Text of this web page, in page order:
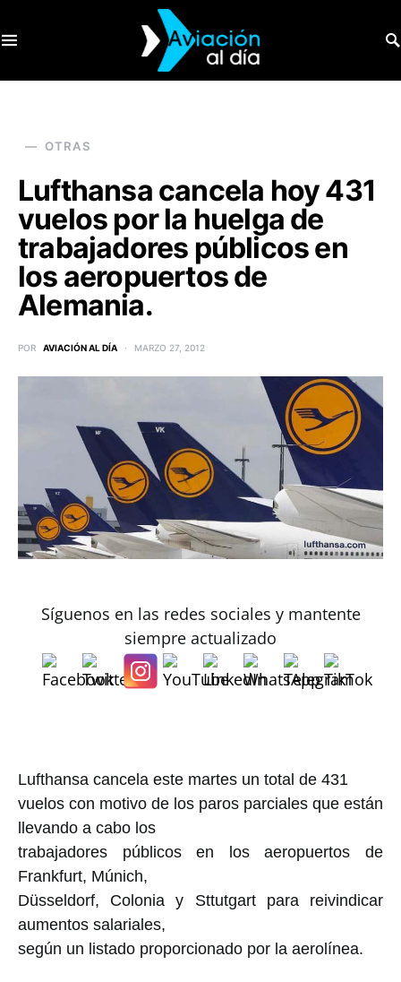
OTRAS
Lufthansa cancela hoy 431
vuelos por la huelga de
trabajadores públicos en
los aeropuertos de
Alemania.
POR AVIACIÓN AL DÍA MARZO 27, 2012
Síguenos en las redes sociales y mantente
siempre actualizado
Lufthansa cancela este martes un total de 431
vuelos con motivo de los paros parciales que están
llevando a cabo los
trabajadores públicos en los aeropuertos de
Frankfurt, Múnich,
Düsseldorf, Colonia y Sttutgart para reivindicar
aumentos salariales,
según un listado proporcionado por la aerolínea.